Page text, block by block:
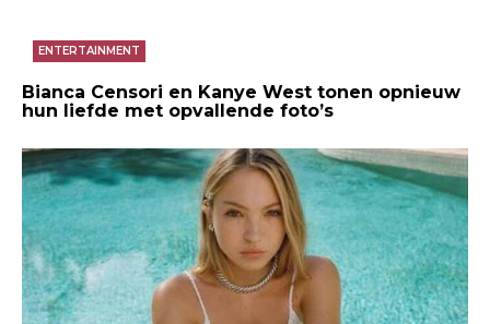
ENTERTAINMENT
Bianca Censori en Kanye West tonen opnieuw
hun liefde met opvallende foto’s